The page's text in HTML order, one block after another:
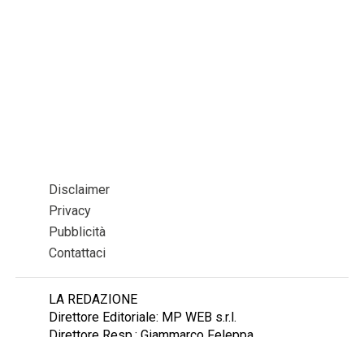
Disclaimer
Privacy
Pubblicità
Contattaci
LA REDAZIONE
Direttore Editoriale: MP WEB s.r.l.